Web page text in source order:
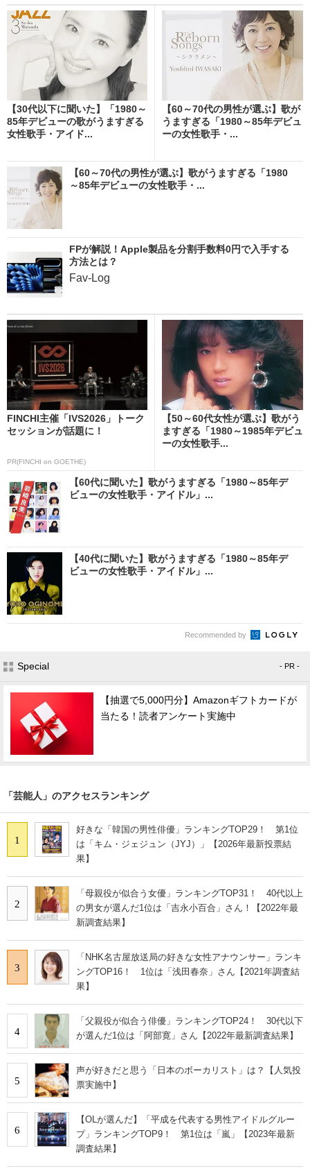
【30代以下に聞いた】「1980～
85年デビューの歌がうますぎる
女性歌手・アイド...
【60～70代の男性が選ぶ】歌が
うますぎる「1980～85年デビュ
ーの女性歌手・...
【60～70代の男性が選ぶ】歌がうますぎる「1980
～85年デビューの女性歌手・...
FPが解説！Apple製品を分割手数料0円で入手する
方法とは？
Fav-Log
FINCHI主催「IVS2026」トーク
セッションが話題に！
PR(FINCHI on GOETHE)
【50～60代女性が選ぶ】歌がう
ますぎる「1980～1985年デビュ
ーの女性歌手...
【60代に聞いた】歌がうますぎる「1980～85年デ
ビューの女性歌手・アイドル」...
【40代に聞いた】歌がうますぎる「1980～85年デ
ビューの女性歌手・アイドル」...
Recommended by
Special - PR -
【抽選で5,000円分】Amazonギフトカードが
当たる！読者アンケート実施中
「芸能人」のアクセスランキング
1
好きな「韓国の男性俳優」ランキングTOP29！ 第1位
は「キム・ジェジュン（JYJ）」【2026年最新投票結
果】
2
「母親役が似合う女優」ランキングTOP31！ 40代以上
の男女が選んだ1位は「吉永小百合」さん！【2022年最
新調査結果】
3
「NHK名古屋放送局の好きな女性アナウンサー」ランキ
ングTOP16！ 1位は「浅田春奈」さん【2021年調査結
果】
4
「父親役が似合う俳優」ランキングTOP24！ 30代以下
が選んだ1位は「阿部寛」さん【2022年最新調査結果】
5
声が好きだと思う「日本のボーカリスト」は？【人気投
票実施中】
6
【OLが選んだ】「平成を代表する男性アイドルグルー
プ」ランキングTOP9！ 第1位は「嵐」【2023年最新
調査結果】